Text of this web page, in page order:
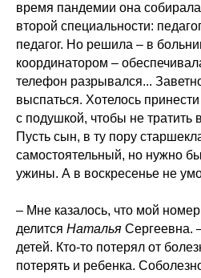
время пандемии она
второй специальности:
педагог. Но решила – в
координатором –
телефон разрывался...
выспаться. Хотелось
с подушкой, чтобы не тратить
Пусть сын, в ту пору
самостоятельный, но нужно
ужины. А в воскресенье не
– Мне казалось, что мой номер
делится Наталья Сергеевна.
детей. Кто-то потерял от
потерять и ребенка.